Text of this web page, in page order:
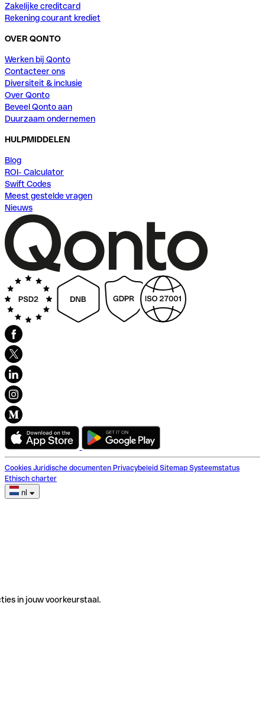
Zakelijke creditcard
Rekening courant krediet
OVER QONTO
Werken bij Qonto
Contacteer ons
Diversiteit & inclusie
Over Qonto
Beveel Qonto aan
Duurzaam ondernemen
HULPMIDDELEN
Blog
ROI- Calculator
Swift Codes
Meest gestelde vragen
Nieuws
Cookies Juridische documenten Privacybeleid Sitemap Systeemstatus
Ethisch charter
nl
in jouw voorkeurstaal.